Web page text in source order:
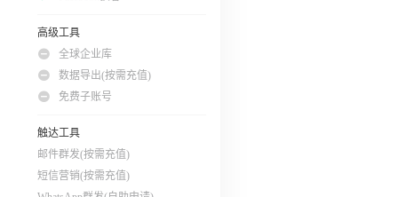
高级工具
全球企业库
数据导出(按需充值)
免费子账号
触达工具
邮件群发(按需充值)
短信营销(按需充值)